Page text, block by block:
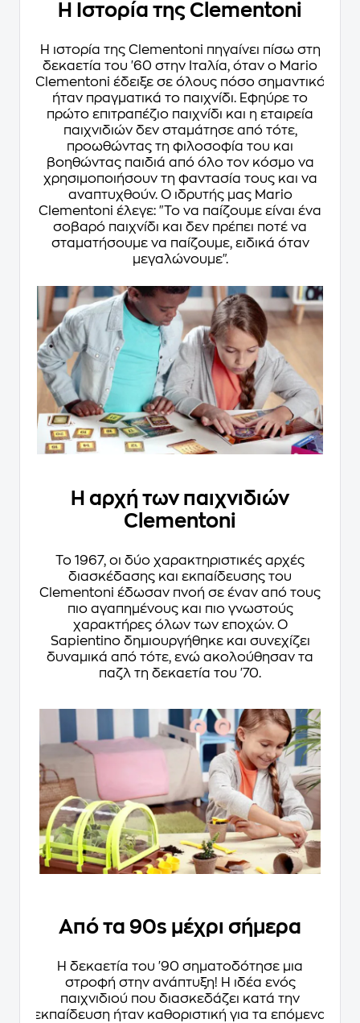
Η Ιστορία της Clementoni
Η ιστορία της Clementoni πηγαίνει πίσω στη
δεκαετία του '60 στην Ιταλία, όταν ο Mario
Clementoni έδειξε σε όλους πόσο σημαντικό
ήταν πραγματικά το παιχνίδι. Εφηύρε το
πρώτο επιτραπέζιο παιχνίδι και η εταιρεία
παιχνιδιών δεν σταμάτησε από τότε,
προωθώντας τη φιλοσοφία του και
βοηθώντας παιδιά από όλο τον κόσμο να
χρησιμοποιήσουν τη φαντασία τους και να
αναπτυχθούν. Ο ιδρυτής μας Mario
Clementoni έλεγε: "Το να παίζουμε είναι ένα
σοβαρό παιχνίδι και δεν πρέπει ποτέ να
σταματήσουμε να παίζουμε, ειδικά όταν
μεγαλώνουμε".
Η αρχή των παιχνιδιών
Clementoni
Το 1967, οι δύο χαρακτηριστικές αρχές
διασκέδασης και εκπαίδευσης του
Clementoni έδωσαν πνοή σε έναν από τους
πιο αγαπημένους και πιο γνωστούς
χαρακτήρες όλων των εποχών. Ο
Sapientino δημιουργήθηκε και συνεχίζει
δυναμικά από τότε, ενώ ακολούθησαν τα
παζλ τη δεκαετία του '70.
Από τα 90s μέχρι σήμερα
Η δεκαετία του '90 σηματοδότησε μια
στροφή στην ανάπτυξη! Η ιδέα ενός
παιχνιδιού που διασκεδάζει κατά την
εκπαίδευση ήταν καθοριστική για τα επόμενα